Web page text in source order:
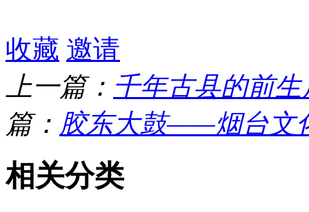
收藏 邀请
上一篇： 千年古县的前
篇： 胶东大鼓——烟台文
相关分类